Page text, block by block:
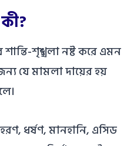
শান্তি-শৃঙ্খলা নষ্ট করে এমন
যে মামলা দায়ের হয়
ধর্ষণ, মানহানি, এসিড